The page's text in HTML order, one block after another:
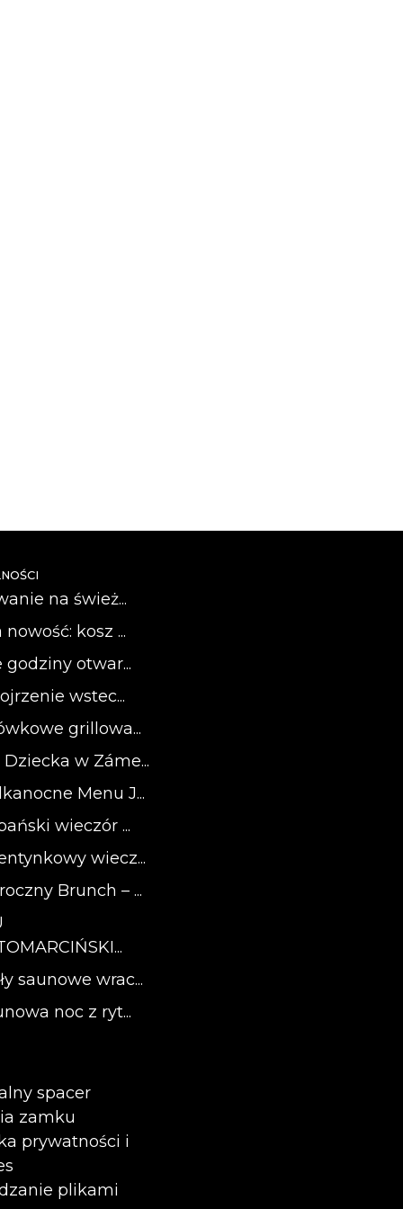
na śwież...
kosz ...
godziny otwar...
wstec...
grillowa...
w Záme...
Menu J...
wieczór ...
wiecz...
Brunch – ...
saunowe wrac...
noc z ryt...
spacer
zamku
prywatności i
plikami